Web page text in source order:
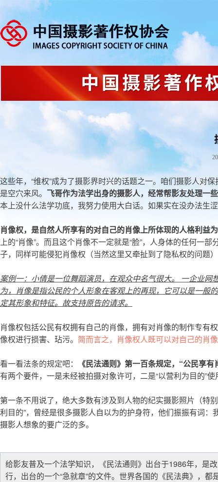
这些年，“维权”成为了摄影界时兴的话题之一。咱们摄影人对
是空穴来风。 飞哥作为法学出身的摄影人，经常帮影友处理一
本上没什么法学功底，我努力使用大白话。如果实在没办法生
肖像权，是自然人所享有的对自己的肖像上所体现的人格利益
上的“肖像”。而且这个肖像不一定就是“脸”，人身体的任何一
子，同样可能侵犯肖像权（当然这里又牵扯到了隐私权的问题
案例一：小倩是一位舞蹈演员，在观众中名气很大。 一企业
为，肖像是指公民的个人形象在客观上的再现，它可以是一般
定其形象和特征。故支持原告的请求。
肖像权包括公民有权拥有自己的肖像，拥有对肖像的制作专有
像权进行损害、玷污。 简而言之，肖像权人既可以对自己的肖
看一看法条的规定吧：
《民法通则》第一百条规定，“公民享
有两个要件，一是未经被拍摄对象许可，二是“以营利为目的”
第一条不用说了，绝大多数有涉及到人物的纪实摄影照片（特
利目的”，曾经是很多摄影人自以为的护身符，他们振振有词
摄影人想象的要广泛的多。
给影友普及一个法学知识，《民法通则》出台于1986年，是
行，出台的一个“急就章”的文件。世界各国的《民法典》，